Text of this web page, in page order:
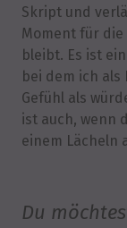
Skript und
Moment für
bleibt. Es ist
bei dem ich als
Gefühl als
ist auch, wenn
einem Lächeln
Du